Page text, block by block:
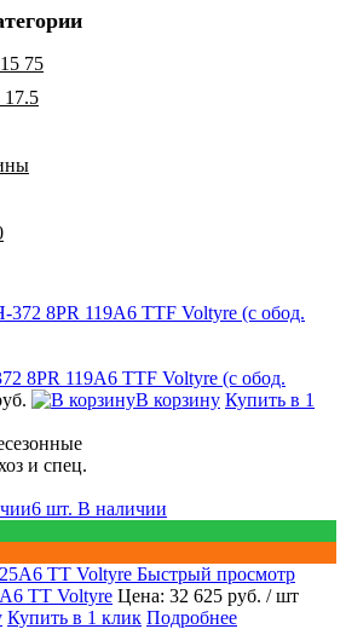
75
8PR 119A6 TTF Voltyre (с обод.
В корзину Купить в 1
и спец.
6 шт. В наличии
Быстрый просмотр
TT Voltyre Цена: 32 625 руб. / шт
Купить в 1 клик Подробнее